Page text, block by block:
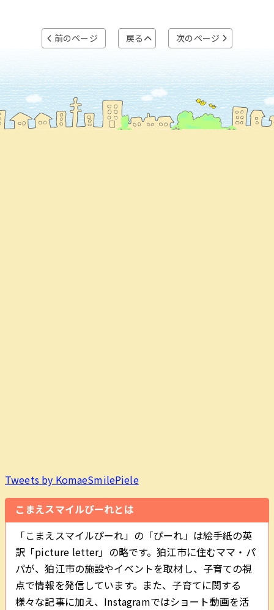
前のページ 戻る 次のページ
Tweets by KomaeSmilePiele
こまえスマイルぴーれとは
「こまえスマイルぴーれ」の「ぴーれ」は絵手紙の英
訳「picture letter」の略です。狛江市に住むママ・パ
パが、狛江市の施設やイベントを取材し、子育ての視
点で情報を発信しています。また、子育てに関する
様々な記事に加え、Instagramではショート動画を活